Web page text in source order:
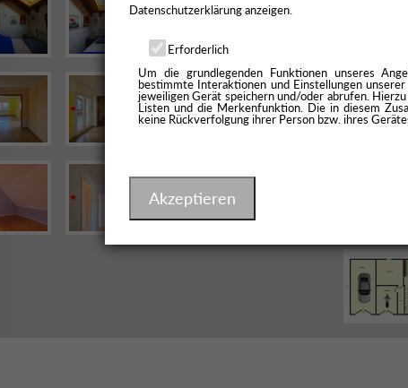
Datenschutzerklärung anzeigen.
Erforderlich
Um die grundlegenden Funktionen unseres
bestimmte Interaktionen und Einstellungen
jeweiligen Gerät speichern und/oder abrufen.
Listen und die Merkenfunktion. Die in diesem
keine Rückverfolgung ihrer Person bzw. ihres
Akzeptieren